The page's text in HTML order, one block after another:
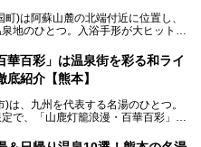
)は阿蘇山麓の北端付近に位置し、
地のひとつ。入浴手形が大ヒット
ち)の湯」は露天風呂を持たないもの
2024年10月に営業再開。数多くの
る名湯です。
華百彩」は温泉街を彩る和ライ
底紹介【熊本】
は、九州を代表する名湯のひとつ。
で、「山鹿灯籠浪漫・百華百彩」
くなどを用いて、和情緒たっぷりの